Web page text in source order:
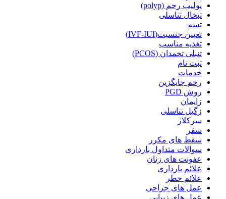
پولیپ رحم (polyp)
تبخال تناسلی
تسه
تعیین جنسیت(IVF-IUI)
تغذیه مناسب
تنبلی تخمدان (PCOS)
ثبت نام
خدمات
رحم جایگزین
روش PGD
زایمان
زگیل تناسلی
سرکلاژ
سفر
سقط های مکرر
سوالات متداول بارداری
عفونت های زنان
علائم بارداری
علائم خطر
عمل های جراحی